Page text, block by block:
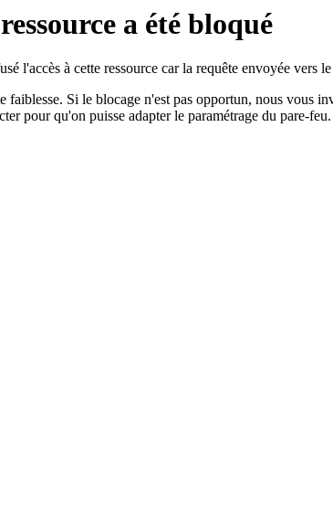
a été bloqué
l'accès à cette ressource car la requête envoyée vers
faiblesse. Si le blocage n'est pas opportun, nous vous
pour qu'on puisse adapter le paramétrage du pare-feu.